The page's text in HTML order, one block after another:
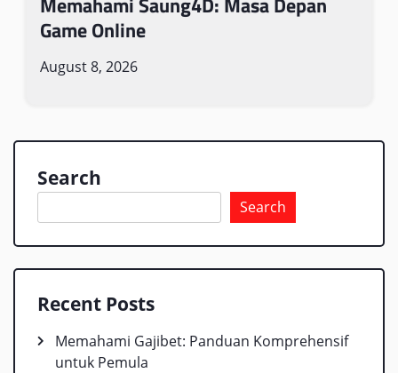
Game Online
August 8, 2026
Search
Search
Recent Posts
Memahami Gajibet: Panduan Komprehensif
untuk Pemula